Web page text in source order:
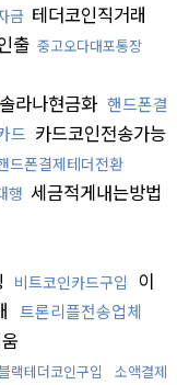
금 테더코인직거래
출 중고오다대포통장
솔라나현금화 핸드폰결
드 카드코인전송가능
드폰결제테더전환
행 세금적게내는방법
비트코인카드구입 이
트론리플전송업체
랙테더코인구입
소액결제